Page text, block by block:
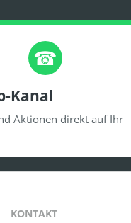
☎
Kanal
Aktionen direkt auf Ihr
KONTAKT